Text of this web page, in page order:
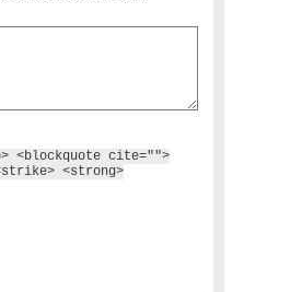
<blockquote cite="">
<strong>